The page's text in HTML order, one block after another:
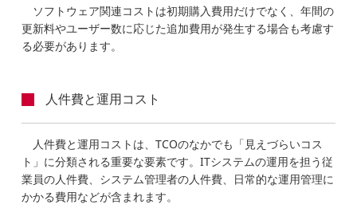
ソフトウェア関連コストは初期購入費用だけでなく、年間の
更新料やユーザー数に応じた追加費用が発生する場合も考慮す
る必要があります。
人件費と運用コスト
人件費と運用コストは、TCOのなかでも「見えづらいコス
ト」に分類される重要な要素です。ITシステムの運用を担う従
業員の人件費、システム管理者の人件費、日常的な運用管理に
かかる費用などが含まれます。